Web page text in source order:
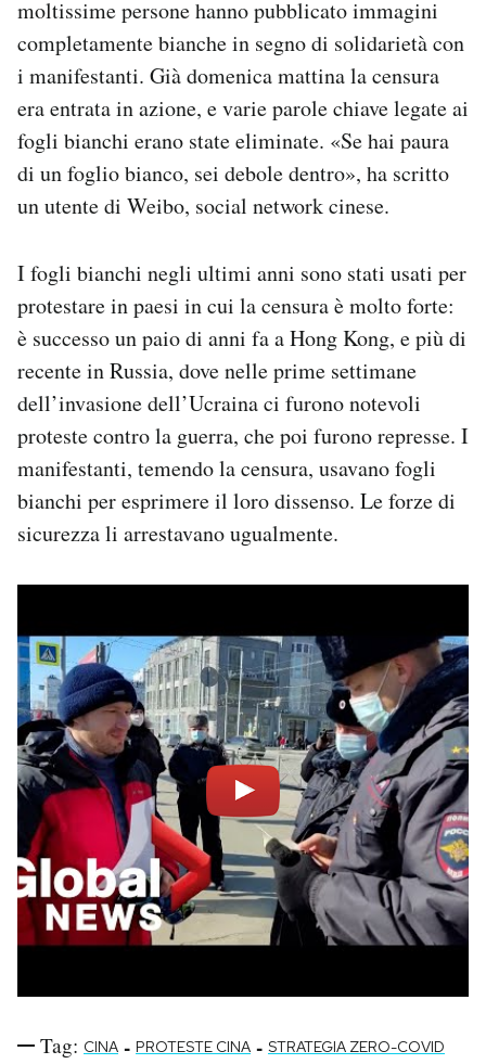
moltissime persone hanno pubblicato immagini
completamente bianche in segno di solidarietà con
i manifestanti. Già domenica mattina la censura
era entrata in azione, e varie parole chiave legate ai
fogli bianchi erano state eliminate. «Se hai paura
di un foglio bianco, sei debole dentro», ha scritto
un utente di Weibo, social network cinese.
I fogli bianchi negli ultimi anni sono stati usati per
protestare in paesi in cui la censura è molto forte:
è successo un paio di anni fa a Hong Kong, e più di
recente in Russia, dove nelle prime settimane
dell’invasione dell’Ucraina ci furono notevoli
proteste contro la guerra, che poi furono represse. I
manifestanti, temendo la censura, usavano fogli
bianchi per esprimere il loro dissenso. Le forze di
sicurezza li arrestavano ugualmente.
Tag: CINA - PROTESTE CINA - STRATEGIA ZERO-COVID